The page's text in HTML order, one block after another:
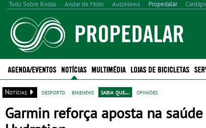
Tudo Sobre Rodas Andar de Moto AutoNews Propedalar
AGENDA/EVENTOS NOTÍCIAS MULTIMÉDIA LOJAS DE BICICLETAS
Notícias desporto bikenews sabia que... opiniões
Garmin reforça aposta na